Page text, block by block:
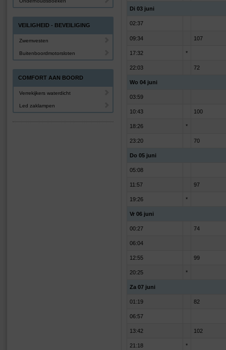
Di 03 juni
02:37
09:34 107
17:32 *
22:03 72
Wo 04 juni
03:59
10:43 100
18:26 *
23:20 70
Do 05 juni
05:08
11:57 97
19:26 *
Vr 06 juni
00:27 74
06:04
12:55 99
20:25 *
Za 07 juni
01:19 82
06:57
13:42 102
21:18 *
VEILIGHEID - BEVEILIGING
Zwemvesten
Buitenboordmotorsloten
COMFORT AAN BOORD
Verrekijkers waterdicht
Led zaklampen